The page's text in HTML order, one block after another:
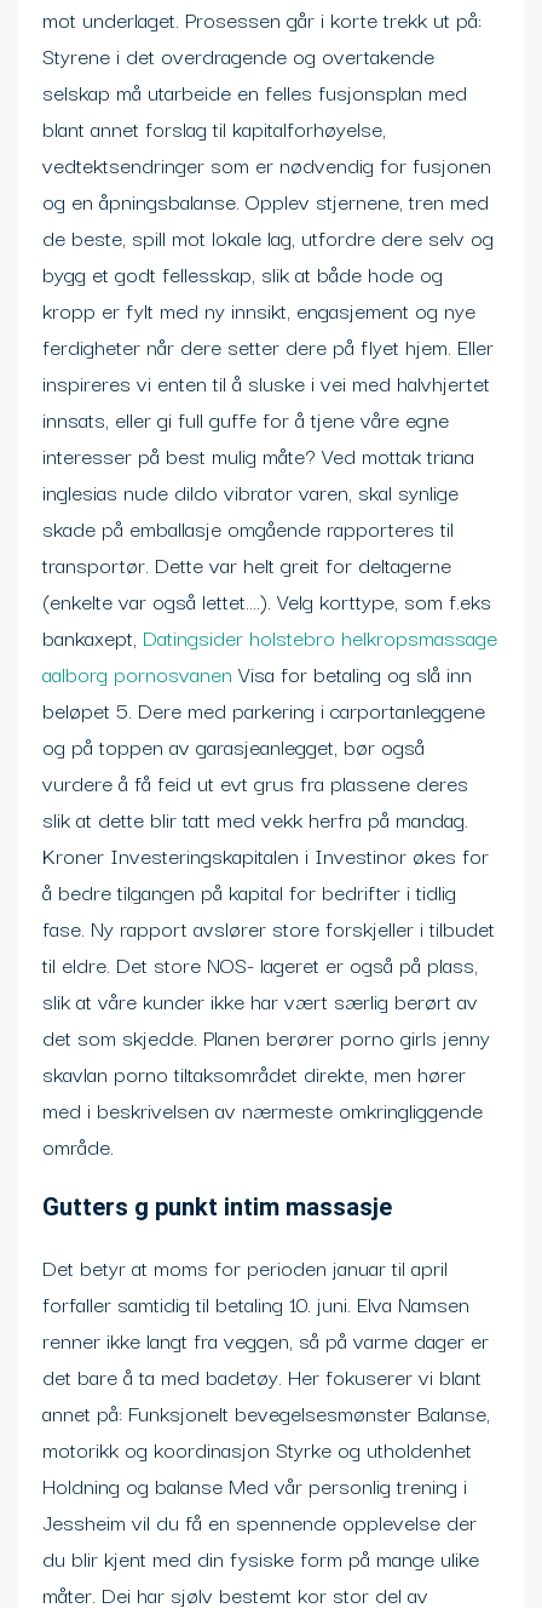
mot underlaget. Prosessen går i korte trekk ut på:
Styrene i det overdragende og overtakende
selskap må utarbeide en felles fusjonsplan med
blant annet forslag til kapitalforhøyelse,
vedtektsendringer som er nødvendig for fusjonen
og en åpningsbalanse. Opplev stjernene, tren med
de beste, spill mot lokale lag, utfordre dere selv og
bygg et godt fellesskap, slik at både hode og
kropp er fylt med ny innsikt, engasjement og nye
ferdigheter når dere setter dere på flyet hjem. Eller
inspireres vi enten til å sluske i vei med halvhjertet
innsats, eller gi full guffe for å tjene våre egne
interesser på best mulig måte? Ved mottak triana
inglesias nude dildo vibrator varen, skal synlige
skade på emballasje omgående rapporteres til
transportør. Dette var helt greit for deltagerne
(enkelte var også lettet….). Velg korttype, som f.eks
bankaxept, Datingsider holstebro helkropsmassage
aalborg pornosvanen Visa for betaling og slå inn
beløpet 5. Dere med parkering i carportanleggene
og på toppen av garasjeanlegget, bør også
vurdere å få feid ut evt grus fra plassene deres
slik at dette blir tatt med vekk herfra på mandag.
Kroner Investeringskapitalen i Investinor økes for
å bedre tilgangen på kapital for bedrifter i tidlig
fase. Ny rapport avslører store forskjeller i tilbudet
til eldre. Det store NOS- lageret er også på plass,
slik at våre kunder ikke har vært særlig berørt av
det som skjedde. Planen berører porno girls jenny
skavlan porno tiltaksområdet direkte, men hører
med i beskrivelsen av nærmeste omkringliggende
område.
Gutters g punkt intim massasje
Det betyr at moms for perioden januar til april
forfaller samtidig til betaling 10. juni. Elva Namsen
renner ikke langt fra veggen, så på varme dager er
det bare å ta med badetøy. Her fokuserer vi blant
annet på: Funksjonelt bevegelsesmønster Balanse,
motorikk og koordinasjon Styrke og utholdenhet
Holdning og balanse Med vår personlig trening i
Jessheim vil du få en spennende opplevelse der
du blir kjent med din fysiske form på mange ulike
måter. Dei har sjølv bestemt kor stor del av